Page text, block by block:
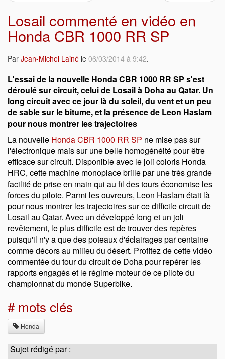
Losail commenté en vidéo en
Honda CBR 1000 RR SP
Par Jean-Michel Lainé le 06/03/2014 à 9:42.
L'essai de la nouvelle Honda CBR 1000 RR SP s'est
déroulé sur circuit, celui de Losail à Doha au Qatar. Un
long circuit avec ce jour là du soleil, du vent et un peu
de sable sur le bitume, et la présence de Leon Haslam
pour nous montrer les trajectoires
La nouvelle Honda CBR 1000 RR SP ne mise pas sur
l'électronique mais sur une belle homogénéité pour être
efficace sur circuit. Disponible avec le joli coloris Honda
HRC, cette machine monoplace brille par une très grande
facilité de prise en main qui au fil des tours économise les
forces du pilote. Parmi les ouvreurs, Leon Haslam était là
pour nous montrer les trajectoires sur ce difficile circuit de
Losail au Qatar. Avec un développé long et un joli
revêtement, le plus difficile est de trouver des repères
puisqu'il n'y a que des poteaux d'éclairages par centaine
comme décors au milieu du désert. Profitez de cette vidéo
commentée du tour du circuit de Doha pour repérer les
rapports engagés et le régime moteur de ce pilote du
championnat du monde Superbike.
# mots clés
Honda
Sujet rédigé par :